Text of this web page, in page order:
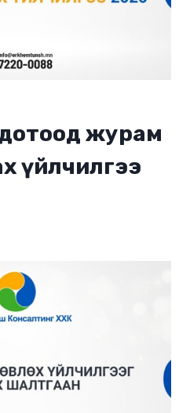
журам
үйлчилгээ